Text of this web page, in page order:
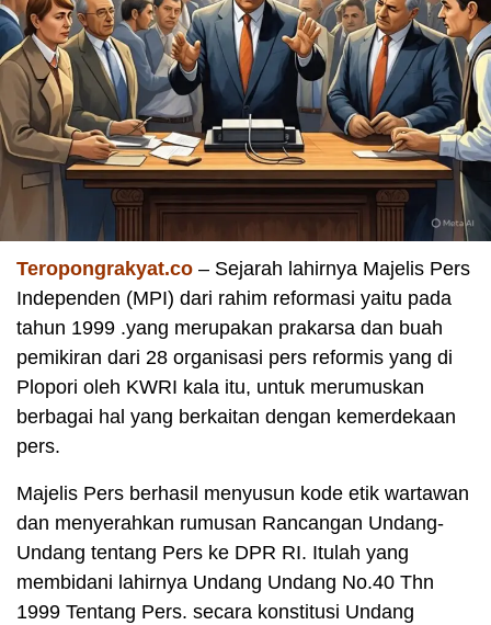
Teropongrakyat.co – Sejarah lahirnya Majelis Pers
Independen (MPI) dari rahim reformasi yaitu pada
tahun 1999 .yang merupakan prakarsa dan buah
pemikiran dari 28 organisasi pers reformis yang di
Plopori oleh KWRI kala itu, untuk merumuskan
berbagai hal yang berkaitan dengan kemerdekaan
pers.
Majelis Pers berhasil menyusun kode etik wartawan
dan menyerahkan rumusan Rancangan Undang-
Undang tentang Pers ke DPR RI. Itulah yang
membidani lahirnya Undang Undang No.40 Thn
1999 Tentang Pers. secara konstitusi Undang